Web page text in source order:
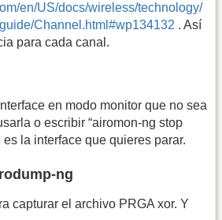
en/US/docs/wireless/technology/
Channel.html#wp134132 . Así
para cada canal.
en modo monitor que no sea
o escribir “airomon-ng stop
es la interface que quieres parar.
ng
capturar el archivo PRGA xor. Y